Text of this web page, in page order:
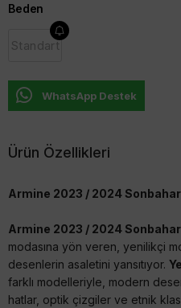
Beden
Standart
WhatsApp Destek
Ürün Özellikleri
Armine 2023 / 2024 Sonbahar
Armine 2023 / 2024
modasına yön veren, yenilikçi
desenlerin asaletini yansıtıyor.
farklı modelleriyle, modern
hatlar, optik çizgiler ve etnik